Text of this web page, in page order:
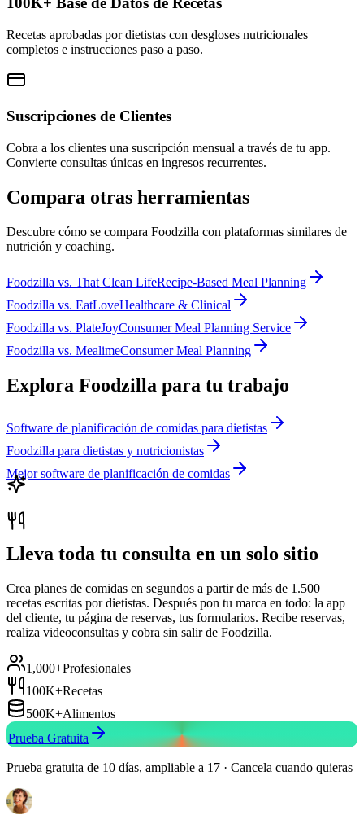
Recetas aprobadas por dietistas con desgloses nutricionales
completos e instrucciones paso a paso.
Suscripciones de Clientes
Cobra a los clientes una suscripción mensual a través de tu app.
Convierte consultas únicas en ingresos recurrentes.
Compara otras herramientas
Descubre cómo se compara Foodzilla con plataformas similares de
nutrición y coaching.
Foodzilla vs. That Clean LifeRecipe-Based Meal Planning
Foodzilla vs. EatLoveHealthcare & Clinical
Foodzilla vs. PlateJoyConsumer Meal Planning Service
Foodzilla vs. MealimeConsumer Meal Planning
Explora Foodzilla para tu trabajo
Software de planificación de comidas para dietistas
Foodzilla para dietistas y nutricionistas
Mejor software de planificación de comidas
Lleva toda tu consulta en un solo sitio
Crea planes de comidas en segundos a partir de más de 1.500
recetas escritas por dietistas. Después pon tu marca en todo: la app
del cliente, tu página de reservas, tus formularios. Recibe reservas,
realiza videoconsultas y cobra sin salir de Foodzilla.
1,000+Profesionales
100K+Recetas
500K+Alimentos
Prueba Gratuita
Prueba gratuita de 10 días, ampliable a 17 · Cancela cuando quieras